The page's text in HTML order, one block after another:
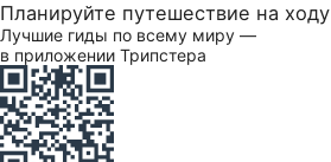
Планируйте путешествие на ходу
Лучшие гиды по всему миру —
в приложении Трипстера